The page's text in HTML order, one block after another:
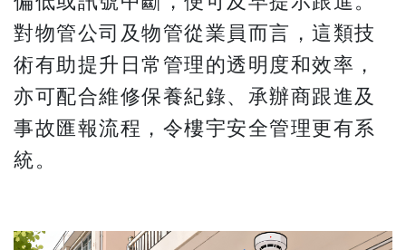
對物管公司及物管從業員而言，這類技
術有助提升日常管理的透明度和效率，
亦可配合維修保養紀錄、承辦商跟進及
事故匯報流程，令樓宇安全管理更有系
統。